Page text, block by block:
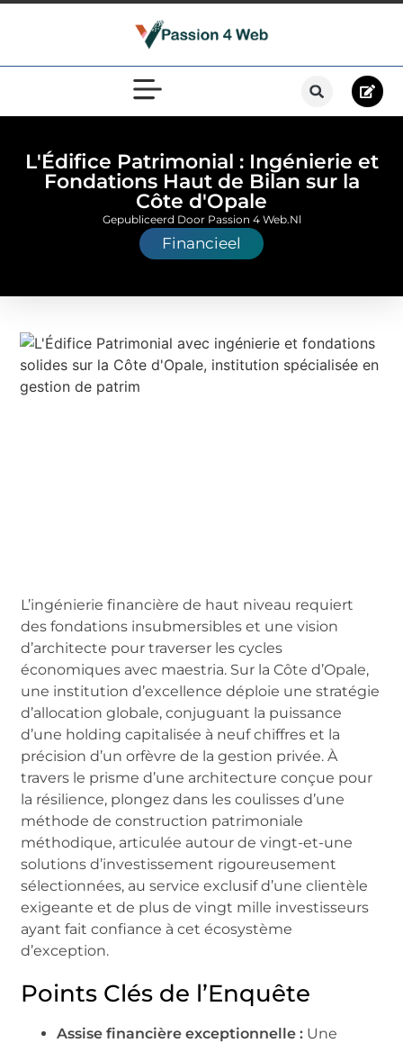
L'Édifice Patrimonial : Ingénierie et
Fondations Haut de Bilan sur la
Côte d'Opale
Financieel
Gepubliceerd Door Passion 4 Web.nl
L’ingénierie financière de haut niveau requiert
des fondations insubmersibles et une vision
d’architecte pour traverser les cycles
économiques avec maestria. Sur la Côte d’Opale,
une institution d’excellence déploie une stratégie
d’allocation globale, conjuguant la puissance
d’une holding capitalisée à neuf chiffres et la
précision d’un orfèvre de la gestion privée. À
travers le prisme d’une architecture conçue pour
la résilience, plongez dans les coulisses d’une
méthode de construction patrimoniale
méthodique, articulée autour de vingt-et-une
solutions d’investissement rigoureusement
sélectionnées, au service exclusif d’une clientèle
exigeante et de plus de vingt mille investisseurs
ayant fait confiance à cet écosystème
d’exception.
Points Clés de l’Enquête
Assise financière exceptionnelle : Une